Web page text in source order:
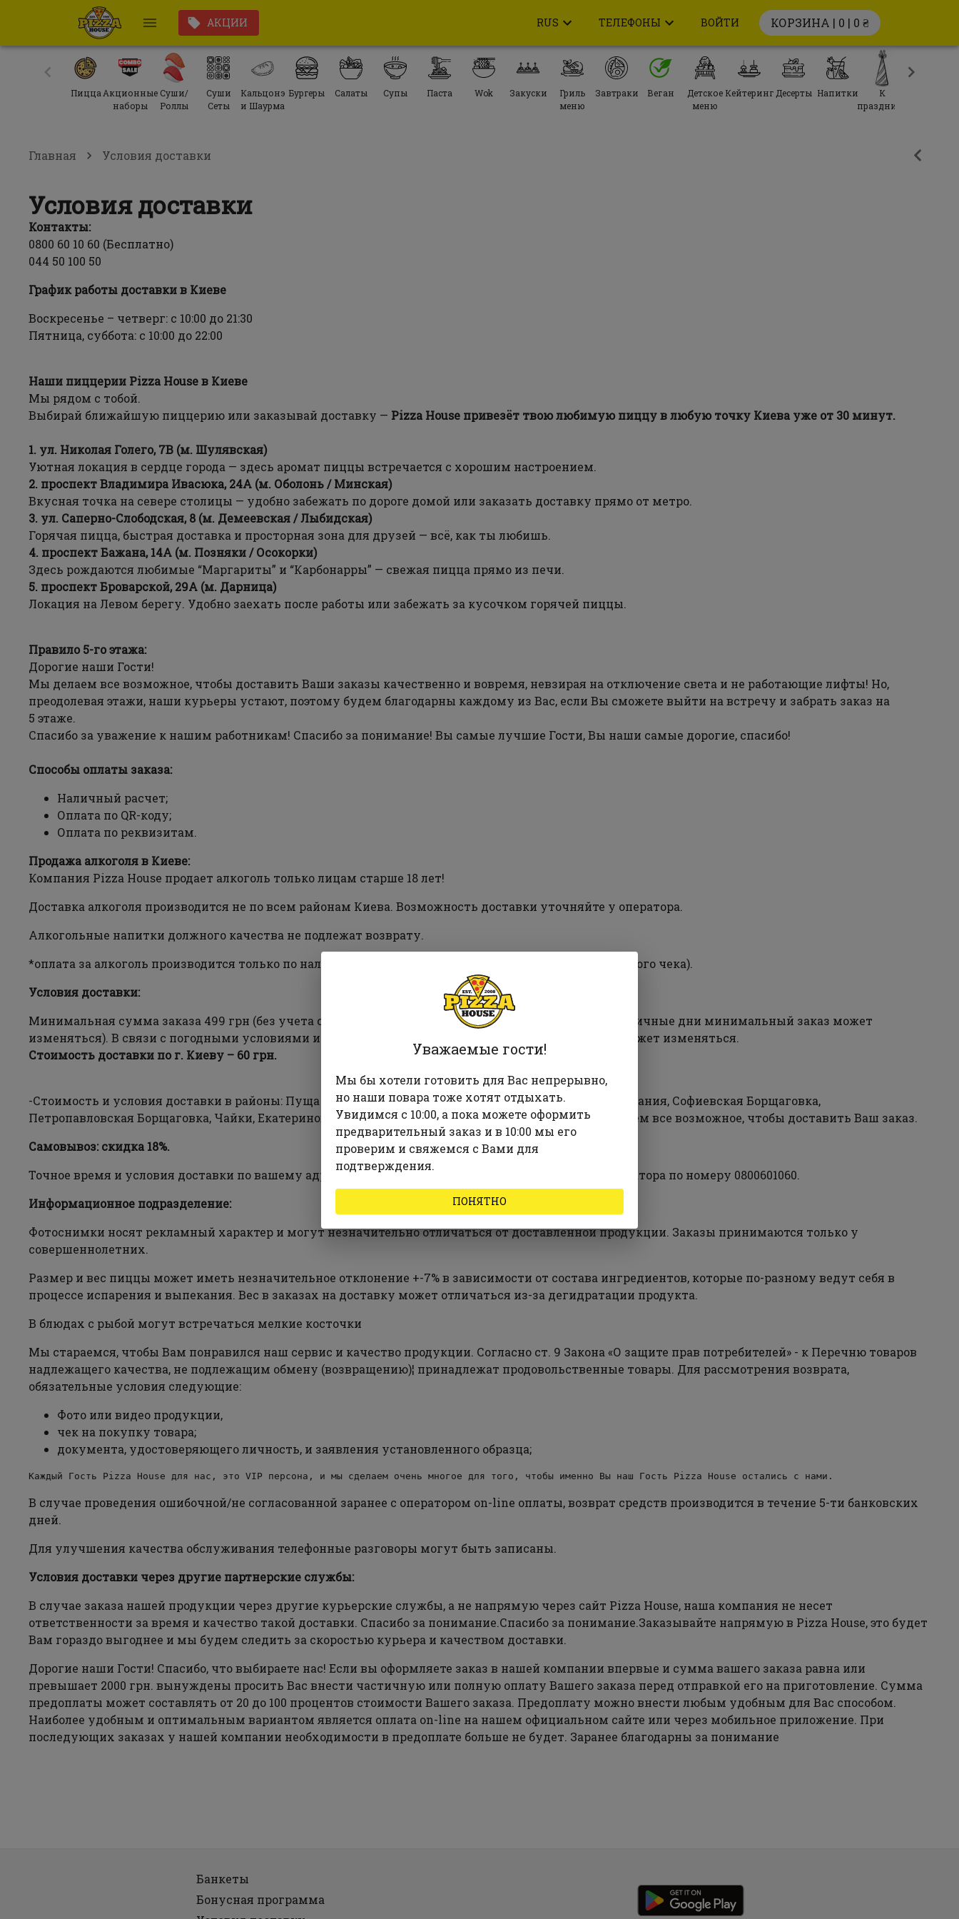
АКЦИИ RUS ТЕЛЕФОНЫ ВОЙТИ КОРЗИНА | 0 | 0 ₴
Пицца Акционные
наборы
Суши/
Роллы
Суши
Сеты
Кальцонэ
и Шаурма
Бургеры Салаты Супы Паста Wok Закуски
Гриль
меню
Завтраки Веган
Детское
меню
Кейтеринг Десерты Напитки
К
празднику
Главная Условия доставки
Условия доставки
Контакты:
0800 60 10 60 (Бесплатно)
044 50 100 50
График работы доставки в Киеве
Воскресенье – четверг: с 10:00 до 21:30
Пятница, суббота: с 10:00 до 22:00
Наши пиццерии Pizza House в Киеве
Мы рядом с тобой.
Выбирай ближайшую пиццерию или заказывай доставку — Pizza House привезёт твою любимую пиццу в любую точку Киева уже от 30 минут.
1. ул. Николая Голего, 7В (м. Шулявская)
Уютная локация в сердце города — здесь аромат пиццы встречается с хорошим настроением.
2. проспект Владимира Ивасюка, 24А (м. Оболонь / Минская)
Вкусная точка на севере столицы — удобно забежать по дороге домой или заказать доставку прямо от метро.
3. ул. Саперно-Слободская, 8 (м. Демеевская / Лыбидская)
Горячая пицца, быстрая доставка и просторная зона для друзей — всё, как ты любишь.
4. проспект Бажана, 14А (м. Позняки / Осокорки)
Здесь рождаются любимые “Маргариты” и “Карбонарры” — свежая пицца прямо из печи.
5. проспект Броварской, 29А (м. Дарница)
Локация на Левом берегу. Удобно заехать после работы или забежать за кусочком горячей пиццы.
Правило 5-го этажа:
Дорогие наши Гости!
Мы делаем все возможное, чтобы доставить Ваши заказы качественно и вовремя, невзирая на отключение света и не работающие лифты! Но,
преодолевая этажи, наши курьеры устают, поэтому будем благодарны каждому из Вас, если Вы сможете выйти на встречу и забрать заказ на
5 этаже.
Спасибо за уважение к нашим работникам! Спасибо за понимание! Вы самые лучшие Гости, Вы наши самые дорогие, спасибо!
Способы оплаты заказа:
Наличный расчет;
Оплата по QR-коду;
Оплата по реквизитам.
Продажа алкоголя в Киеве:
Компания Pizza House продает алкоголь только лицам старше 18 лет!
Доставка алкоголя производится не по всем районам Киева. Возможность доставки уточняйте у оператора.
Алкогольные напитки должного качества не подлежат возврату.
*оплата за алкоголь производится только по наличному расчету (с обязательной выдачей фискального чека).
Условия доставки:
Минимальная сумма заказа 499 грн (без учета стоимости доставки). (В праздничные и предпраздничные дни минимальный заказ может
изменяться). В связи с погодными условиями и ситуацией в стране минимальная сумма заказа может изменяться.
Стоимость доставки по г. Киеву – 60 грн.
-Стоимость и условия доставки в районы: Пуща Водица, Бортничи, Пирогово, Осокорские Сады, Феофания, Софиевская Борщаговка,
Петропавловская Борщаговка, Чайки, Екатериновка и пригород уточняйте у оператора, но мы сделаем все возможное, чтобы доставить Ваш заказ.
Самовывоз: скидка 18%.
Точное время и условия доставки по вашему адресу, а также наличие продукции уточняйте у оператора по номеру 0800601060.
Информационное подразделение:
Фотоснимки носят рекламный характер и могут незначительно отличаться от доставленной продукции. Заказы принимаются только у
совершеннолетних.
Размер и вес пиццы может иметь незначительное отклонение +-7% в зависимости от состава ингредиентов, которые по-разному ведут себя в
процессе испарения и выпекания. Вес в заказах на доставку может отличаться из-за дегидратации продукта.
В блюдах с рыбой могут встречаться мелкие косточки
Мы стараемся, чтобы Вам понравился наш сервис и качество продукции. Согласно ст. 9 Закона «О защите прав потребителей» - к Перечню товаров
надлежащего качества, не подлежащим обмену (возвращению)¦ принадлежат продовольственные товары. Для рассмотрения возврата,
обязательные условия следующие:
Фото или видео продукции,
чек на покупку товара;
документа, удостоверяющего личность, и заявления установленного образца;
Каждый Гость Pizza House для нас, это VIP персона, и мы сделаем очень многое для того, чтобы именно Вы наш Гость Pizza House остались с нами.
В случае проведения ошибочной/не согласованной заранее с оператором on-line оплаты, возврат средств производится в течение 5-ти банковских
дней.
Для улучшения качества обслуживания телефонные разговоры могут быть записаны.
Условия доставки через другие партнерские службы:
В случае заказа нашей продукции через другие курьерские службы, а не напрямую через сайт Pizza House, наша компания не несет
ответственности за время и качество такой доставки. Спасибо за понимание.Спасибо за понимание.Заказывайте напрямую в Pizza House, это будет
Вам гораздо выгоднее и мы будем следить за скоростью курьера и качеством доставки.
Дорогие наши Гости! Спасибо, что выбираете нас! Если вы оформляете заказ в нашей компании впервые и сумма вашего заказа равна или
превышает 2000 грн. вынуждены просить Вас внести частичную или полную оплату Вашего заказа перед отправкой его на приготовление. Сумма
предоплаты может составлять от 20 до 100 процентов стоимости Вашего заказа. Предоплату можно внести любым удобным для Вас способом.
Наиболее удобным и оптимальным вариантом является оплата on-line на нашем официальном сайте или через мобильное приложение. При
последующих заказах у нашей компании необходимости в предоплате больше не будет. Заранее благодарны за понимание
Банкеты
Бонусная программа
Уважаемые гости!
Мы бы хотели готовить для Вас непрерывно,
но наши повара тоже хотят отдыхать.
Увидимся с 10:00, а пока можете оформить
предварительный заказ и в 10:00 мы его
проверим и свяжемся с Вами для
подтверждения.
ПОНЯТНО